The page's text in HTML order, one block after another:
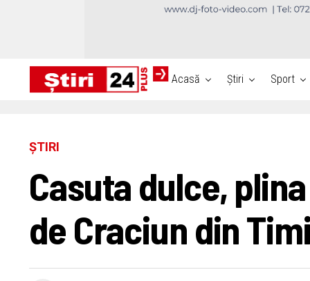
Acasă Știri Sport
ȘTIRI
Casuta dulce,
de Craciun din